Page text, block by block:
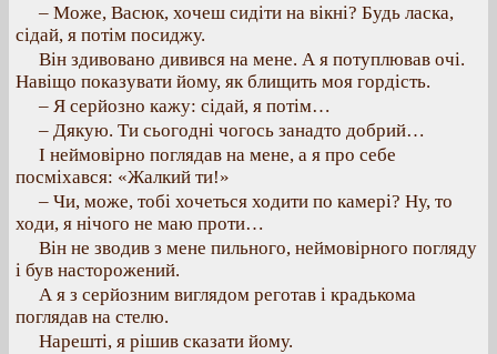
– Може, Васюк, хочеш сидіти на вікні? Будь ласка,
сідай, я потім посиджу.
Він здивовано дивився на мене. А я потуплював очі.
Навіщо показувати йому, як блищить моя гордість.
– Я серйозно кажу: сідай, я потім…
– Дякую. Ти сьогодні чогось занадто добрий…
І неймовірно поглядав на мене, а я про себе
посміхався: «Жалкий ти!»
– Чи, може, тобі хочеться ходити по камері? Ну, то
ходи, я нічого не маю проти…
Він не зводив з мене пильного, неймовірного погляду
і був насторожений.
А я з серйозним виглядом реготав і крадькома
поглядав на стелю.
Нарешті, я рішив сказати йому.